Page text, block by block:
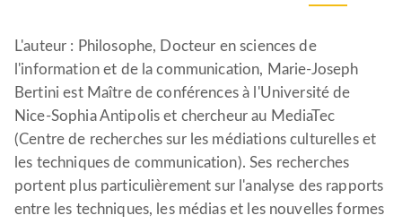
L'auteur : Philosophe, Docteur en sciences de
l'information et de la communication, Marie-Joseph
Bertini est Maître de conférences à l'Université de
Nice-Sophia Antipolis et chercheur au MediaTec
(Centre de recherches sur les médiations culturelles et
les techniques de communication). Ses recherches
portent plus particulièrement sur l'analyse des rapports
entre les techniques, les médias et les nouvelles formes